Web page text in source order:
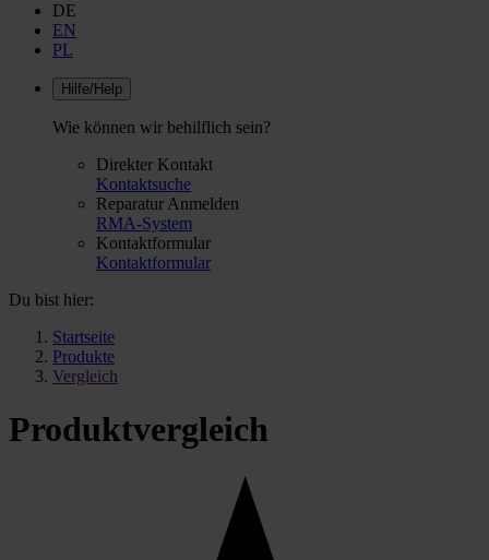
DE
EN
PL
Hilfe/Help
Wie können wir behilflich sein?
Direkter Kontakt
Kontaktsuche
Reparatur Anmelden
RMA-System
Kontaktformular
Kontaktformular
Du bist hier:
Startseite
Produkte
Vergleich
Produkt­vergleich